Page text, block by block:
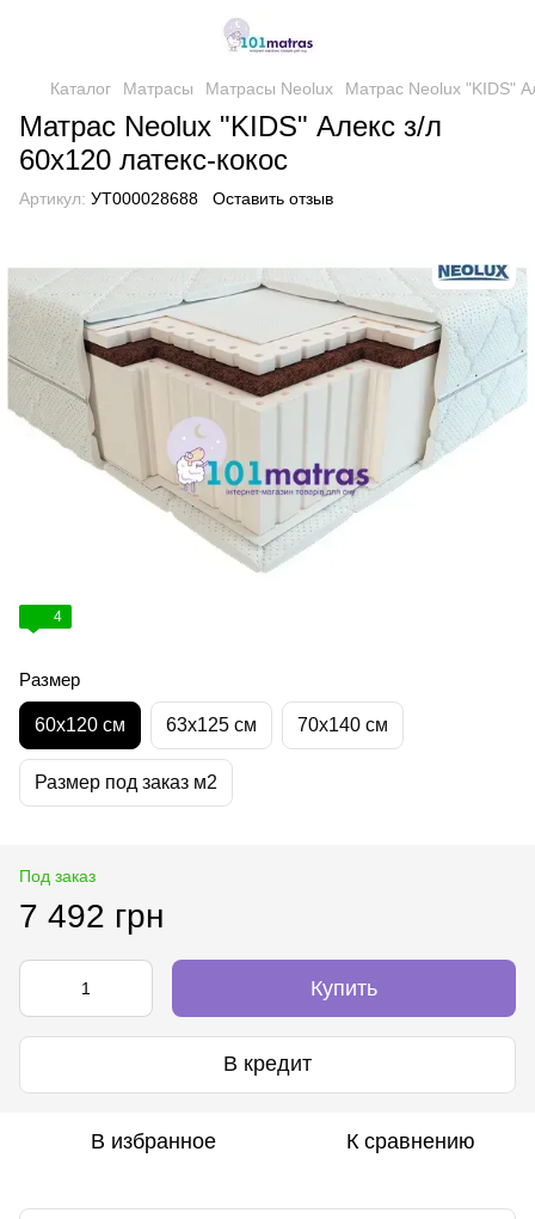
Каталог Матрасы Матрасы Neolux Матрас Neolux "KIDS"
Матрас Neolux "KIDS" Алекс з/л
60х120 латекс-кокос
Артикул: УТ000028688 Оставить отзыв
4
Размер
60х120 см 63х125 см 70х140 см
Размер под заказ м2
Под заказ
7 492 грн
Купить
В кредит
В избранное К сравнению